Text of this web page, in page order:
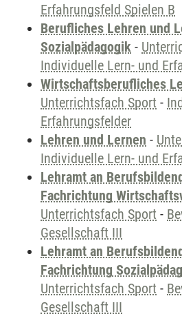
Erfahrungsfeld Spielen B
Berufliches Lehren und
Sozialpädagogik -
Individuelle Lern- und
Wirtschaftsberufliches
Unterrichtsfach Sport -
Erfahrungsfelder
Lehren und Lernen -
Individuelle Lern- und
Lehramt an
Fachrichtung
Unterrichtsfach Sport -
Gesellschaft III
Lehramt an
Fachrichtung
Unterrichtsfach Sport -
Gesellschaft III